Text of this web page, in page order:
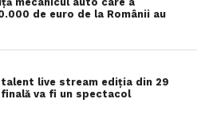
de euro de la Românii au
talent live stream ediția din 29
finală va fi un spectacol